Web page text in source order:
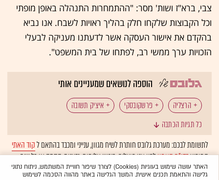
צבי, ברא"ז ושות' מסר: "ההתמחרות התנהלה באופן מופתי
וכל הקבוצות שלקחו חלק בהליך ראויות לשבח. אנו נביא
בהקדם את אישור העסקה אשר לדעתנו מעניקה לבעלי
הזכויות ערך ממשי רב, לפתחו של בית המשפט".
הוספה לנושאים שמעניינים אותי
הרצליה פרשקובסקי
איציק תשובה
כל תגיות הכתבה
לתשומת לבכם: מערכת גלובס חותרת לשיח מגוון, ענייני ומכבד בהתאם לקוד האתי
המופיעבדו"ח האמוןלפיו אנו פועלים. ביטויי אלימות, גזענות, הסתה או כל שיח
בלתי הולם אחר מסוננים בצורהאוטומטיתולא יפורסמו באתר.
האתר עושה שימוש בעוגיות (Cookies) לצורך שיפור חוויית המשתמש, ניתוח נתוני
גלישה והתאמת תכנים אישית. המשך הגלישה באתר מהווה הסכמה לשימוש